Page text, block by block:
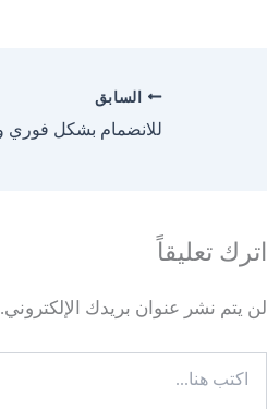
السابق
اترك تعليقاً
لن يتم نشر عنوان بريدك الإلكتروني.
هنا...